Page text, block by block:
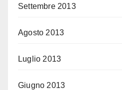
Settembre 2013
Agosto 2013
Luglio 2013
Giugno 2013